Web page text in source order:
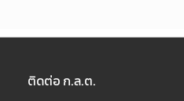
ติดต่อ ก.ล.ต.